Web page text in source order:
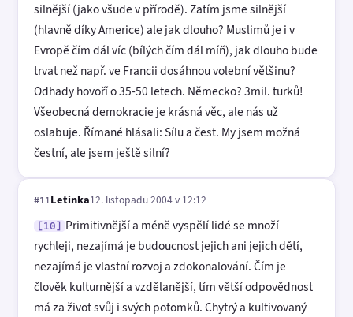
silnější (jako všude v přírodě). Zatím jsme silnější
(hlavně díky Americe) ale jak dlouho? Muslimů je i v
Evropě čím dál víc (bílých čím dál míň), jak dlouho bude
trvat než např. ve Francii dosáhnou volební většinu?
Odhady hovoří o 35-50 letech. Německo? 3mil. turků!
Všeobecná demokracie je krásná věc, ale nás už
oslabuje. Římané hlásali: Sílu a čest. My jsem možná
čestní, ale jsem ještě silní?
#11Letinka12. listopadu 2004 v 12:12
[10] Primitivnější a méně vyspělí lidé se množí
rychleji, nezajímá je budoucnost jejich ani jejich dětí,
nezajímá je vlastní rozvoj a zdokonalování. Čím je
člověk kulturnější a vzdělanější, tím větší odpovědnost
má za život svůj i svých potomků. Chytrý a kultivovaný